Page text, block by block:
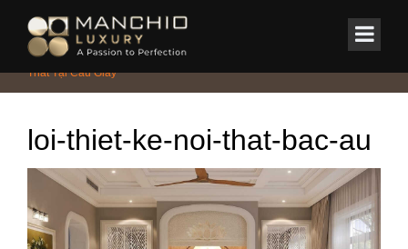
Home/Tin Tức & Sự Kiện/Báo Giá Mới Nhất Dịch Vụ Thiết Kế Nội
Thất Tại Cầu Giấy
loi-thiet-ke-noi-that-bac-au